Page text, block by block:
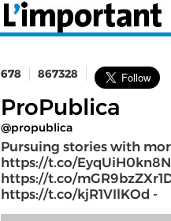
SÉLECTION DE L'ÉTÉ
SUR L'ÉCRAN D'ACCUEIL
678 867328
ProPublica
@propublica
Pursuing stories with
https://t.co/
https://t.co/
https://t.co/kjR1VIlKOd -